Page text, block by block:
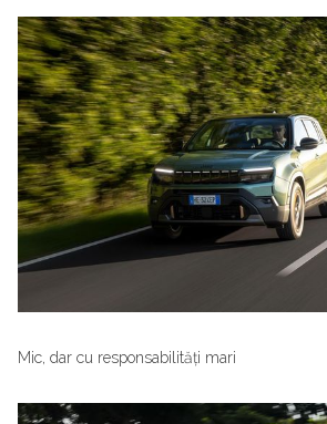
Mic, dar cu responsabilități mari